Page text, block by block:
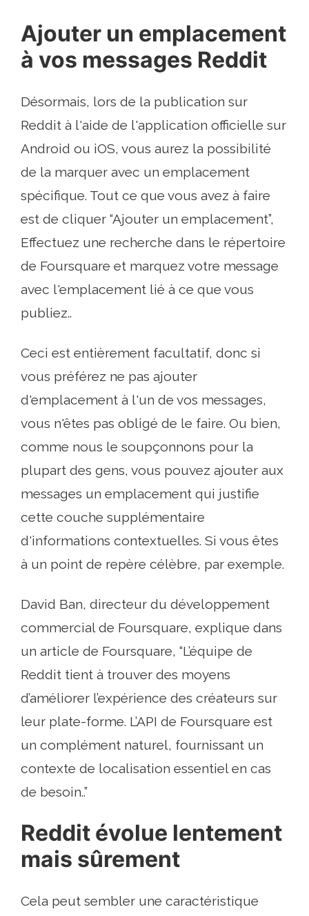
Ajouter un emplacement
à vos messages Reddit
Désormais, lors de la publication sur
Reddit à l'aide de l'application officielle sur
Android ou iOS, vous aurez la possibilité
de la marquer avec un emplacement
spécifique. Tout ce que vous avez à faire
est de cliquer “Ajouter un emplacement”,
Effectuez une recherche dans le répertoire
de Foursquare et marquez votre message
avec l'emplacement lié à ce que vous
publiez..
Ceci est entièrement facultatif, donc si
vous préférez ne pas ajouter
d'emplacement à l'un de vos messages,
vous n'êtes pas obligé de le faire. Ou bien,
comme nous le soupçonnons pour la
plupart des gens, vous pouvez ajouter aux
messages un emplacement qui justifie
cette couche supplémentaire
d'informations contextuelles. Si vous êtes
à un point de repère célèbre, par exemple.
David Ban, directeur du développement
commercial de Foursquare, explique dans
un article de Foursquare, “L’équipe de
Reddit tient à trouver des moyens
d’améliorer l’expérience des créateurs sur
leur plate-forme. L’API de Foursquare est
un complément naturel, fournissant un
contexte de localisation essentiel en cas
de besoin..”
Reddit évolue lentement
mais sûrement
Cela peut sembler une caractéristique